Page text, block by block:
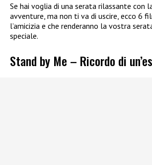
Se hai voglia di una serata rilassante con
avventure, ma non ti va di uscire, ecco 6
l’amicizia e che renderanno la vostra
speciale.
Stand by Me – Ricordo di